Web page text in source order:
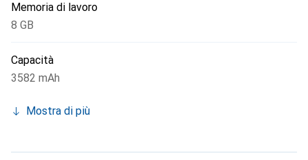
Memoria di lavoro
8 GB
Capacità
3582 mAh
Mostra di più